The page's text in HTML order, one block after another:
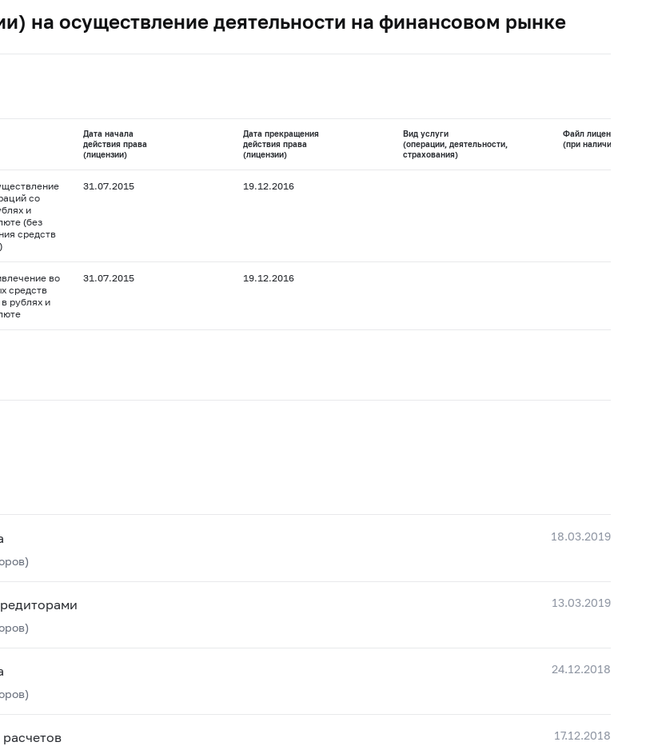
на осуществление деятельности на финансовом рынке
Дата начала
действия права
(лицензии)
Дата прекращения
действия права
(лицензии)
Вид услуги
(операции, деятельности,
страхования)
Файл лицензии
(при наличии)
со
и
(без
средств
31.07.2015 19.12.2016
во
средств
рублях и
31.07.2015 19.12.2016
18.03.2019
13.03.2019
24.12.2018
17.12.2018